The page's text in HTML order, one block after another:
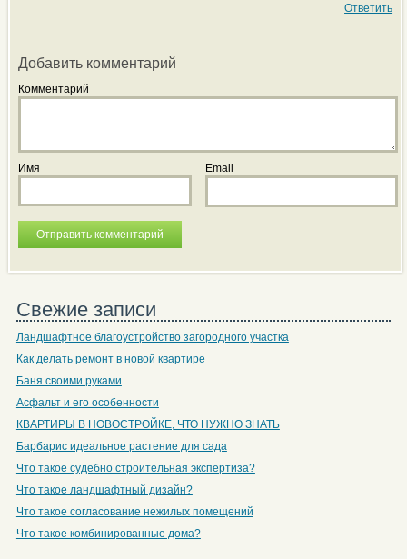
Ответить
Добавить комментарий
Комментарий
Имя Email
Свежие записи
Ландшафтное благоустройство загородного участка
Как делать ремонт в новой квартире
Баня своими руками
Асфальт и его особенности
КВАРТИРЫ В НОВОСТРОЙКЕ, ЧТО НУЖНО ЗНАТЬ
Барбарис идеальное растение для сада
Что такое судебно строительная экспертиза?
Что такое ландшафтный дизайн?
Что такое согласование нежилых помещений
Что такое комбинированные дома?